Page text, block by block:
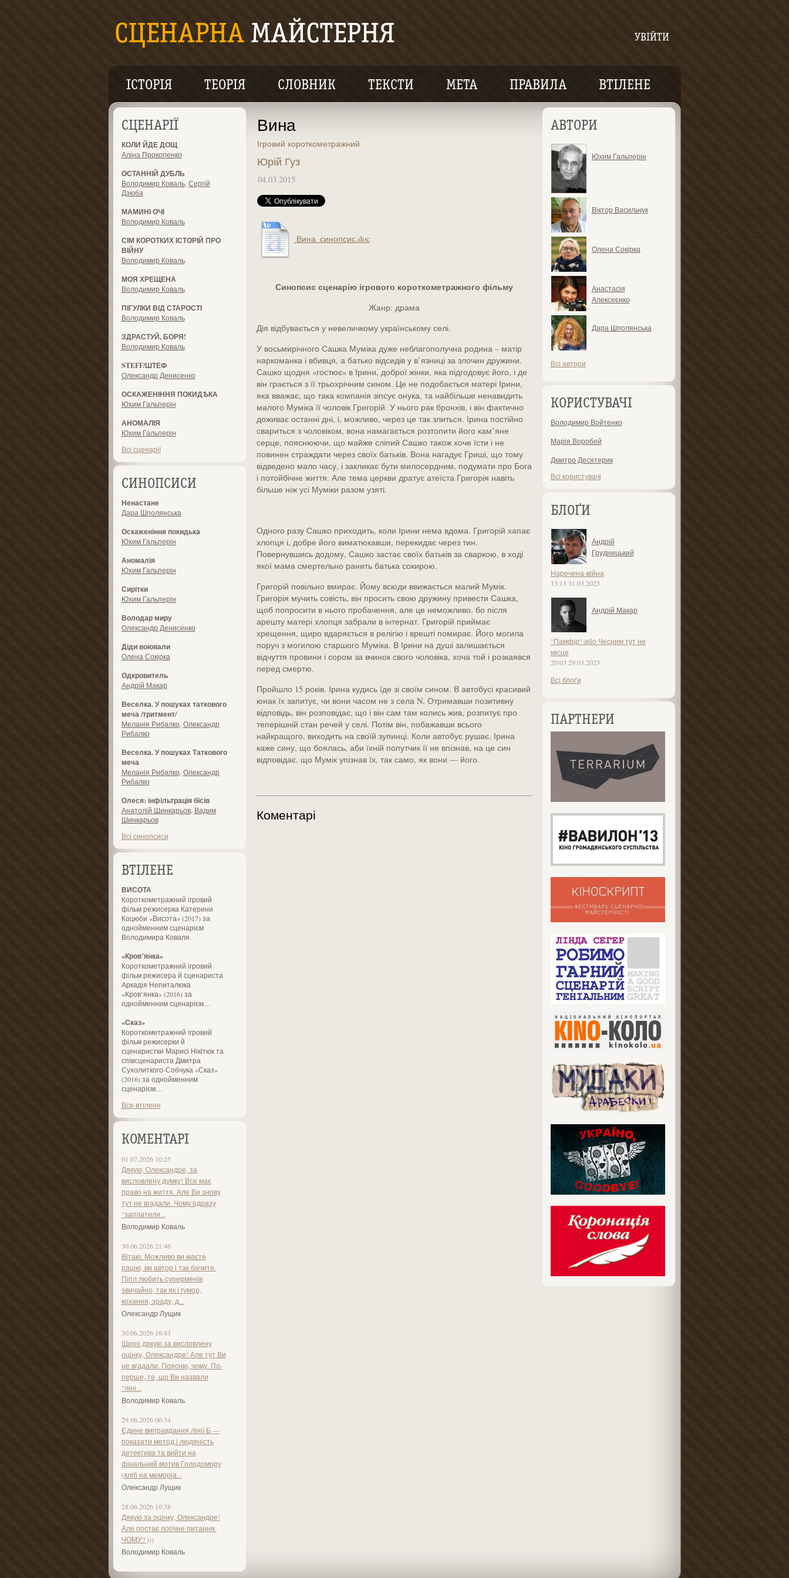
УВІЙТИ
ІСТОРІЯ ТЕОРІЯ СЛОВНИК ТЕКСТИ МЕТА ПРАВИЛА ВТІЛЕНЕ
СЦЕНАРІЇ
КОЛИ ЙДЕ ДОЩ
Аліна Прокопенко
ОСТАННІЙ ДУБЛЬ
Володимир Коваль, Сергій
Дзюба
МАМИНІ ОЧІ
Володимир Коваль
СІМ КОРОТКИХ ІСТОРІЙ ПРО
ВІЙНУ
Володимир Коваль
МОЯ ХРЕЩЕНА
Володимир Коваль
ПІГУЛКИ ВІД СТАРОСТІ
Володимир Коваль
ЗДРАСТУЙ, БОРЯ!
Володимир Коваль
STEFF/ШТЕФ
Олександр Денисенко
ОСКАЖЕНІННЯ ПОКИДѢКА
Юхим Гальперін
АНОМАЛІЯ
Юхим Гальперін
Всі сценарії
СИНОПСИСИ
Ненастане
Дара Шполянська
Оскаженіння покидька
Юхим Гальперін
Аномалія
Юхим Гальперін
Сирітки
Юхим Гальперін
Володар миру
Олександр Денисенко
Діди воювали
Олена Сокірка
Одкровитель
Андрій Макар
Веселка. У пошуках таткового
меча /тритмент/
Меланія Рибалко Олександр
Рибалко
Веселка. У пошуках Таткового
меча
Меланія Рибалко Олександр
Рибалко
Олеся: інфільтрація бісів
Анатолій Шинкарьов, Вадим
Шинкарьов
Всі синопсиси
ВТІЛЕНЕ
ВИСОТА
Короткометражний ігровий
фільм режисерка Катерини
Коцюби «Висота» (2017) за
однойменним сценарієм
Володимира Коваля.
«Кров’янка»
Короткометражний ігровий
фільм режисера й сценариста
Аркадія Непиталюка
«Кров’янка» (2016) за
однойменним сценарієм…
«Сказ»
Короткометражний ігровий
фільм режисерки й
сценаристки Марисі Нікітюк та
співсценариста Дмитра
Сухолиткого-Собчука «Сказ»
(2016) за однойменним
сценарієм…
Все втілене
КОМЕНТАРІ
01.07.2026 10:25
Дякую, Олександре, за
висловлену думку! Все має
право на життя. Але Ви знову
тут не вгадали. Чому одразу
"заплатили...
Володимир Коваль
30.06.2026 21:46
Вітаю. Можливо ви маєте
рацію, ви автор і так бачите.
Піпл любить суперменів
звичайно, так як і гумор,
кохання, зраду, д...
Олександр Лущик
30.06.2026 16:43
Щиро дякую за висловлену
оцінку, Олександре! Але тут Ви
не вгадали. Поясню, чому. По-
перше, те, що Ви назвали
"ліні...
Володимир Коваль
29.06.2026 06:34
Єдине виправдання лінії Б —
показати метод і людяність
детектива та вийти на
фінальний мотив Голодомору
(хліб на меморіа...
Олександр Лущик
28.06.2026 10:38
Дякую за оцінку, Олександре!
Але постає логічне питання:
ЧОМУ? )))
Володимир Коваль
АВТОРИ
Юхим Гальперін
Віктор Васильчук
Олена Сокірка
Анастасія
Алексеєнко
Дара Шполянська
Всі автори
КОРИСТУВАЧІ
Володимир Войтенко
Марія Воробей
Дмитро Десятерик
Всі користувачі
БЛОҐИ
Андрій
Грудницький
Наречена-війна
13:13 31.03.2023
Андрій Макар
"Памфір" або Чесним тут не
місце
20:03 29.03.2023
Всі блоґи
ПАРТНЕРИ
Вина
Ігровий короткометражний
Юрій Гуз
04.03.2015
Вина_синопсис.doc
Синопсис сценарію ігрового короткометражного фільму
Жанр: драма
Дія відбувається у невеличкому українському селі.
У восьмирічного Сашка Муміка дуже неблагополучна родина – матір
наркоманка і вбивця, а батько відсидів у в’язниці за злочин дружини.
Сашко щодня «гостює» в Ірини, доброї жінки, яка підгодовує його, і де
він грається з її трьохрічним сином. Це не подобається матері Ірини,
яка вважає, що така компанія зіпсує онука, та найбільше ненавидить
малого Муміка її чоловік Григорій. У нього рак бронхів, і він фактично
доживає останні дні, і, можливо, через це так злиться. Ірина постійно
свариться з чоловіком, вона намагається розтопити його кам’яне
серце, пояснюючи, що майже сліпий Сашко також хоче їсти і не
повинен страждати через своїх батьків. Вона нагадує Гриші, що тому
відведено мало часу, і закликає бути милосердним, подумати про Бога
і потойбічне життя. Але тема церкви дратує атеїста Григорія навіть
більше ніж усі Муміки разом узяті.
Одного разу Сашко приходить, коли Ірини нема вдома. Григорій хапає
хлопця і, добре його виматюкавши, перекидає через тин.
Повернувшись додому, Сашко застає своїх батьків за сваркою, в ході
якої мама смертельно ранить батька сокирою.
Григорій повільно вмирає. Йому всюди ввижається малий Мумік.
Григорія мучить совість, він просить свою дружину привести Сашка,
щоб попросити в нього пробачення, але це неможливо, бо після
арешту матері хлопця забрали в інтернат. Григорій приймає
хрещення, щиро вдаряється в релігію і врешті помирає. Його могила
поруч з могилою старшого Муміка. В Ірини на душі залишається
відчуття провини і сором за вчинок свого чоловіка, хоча той і розкаявся
перед смертю.
Пройшло 15 років. Ірина кудись їде зі своїм сином. В автобусі красивий
юнак їх запитує, чи вони часом не з села N. Отримавши позитивну
відповідь, він розповідає, що і він сам там колись жив, розпитує про
теперішній стан речей у селі. Потім він, побажавши всього
найкращого, виходить на своїй зупинці. Коли автобус рушає, Ірина
каже сину, що боялась, аби їхній попутчик її не впізнав, на це син
відповідає, що Мумік упізнав їх, так само, як вони –– його.
Коментарі